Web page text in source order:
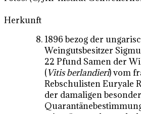
Herkunft
1896 bezog der
Weingutsbesitzer
22 Pfund Samen der
(Vitis berlandieri) vom
Rebschulisten Euryale
der damaligen